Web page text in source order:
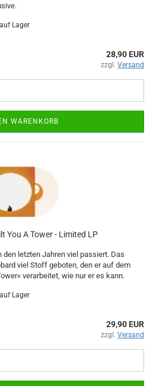
Lager
28,90 EUR
zzgl. Versand
WARENKORB
You A Tower - Limited LP
den letzten Jahren viel passiert. Das
viel Stoff geboten, den er auf dem
verarbeitet, wie nur er es kann.
Lager
29,90 EUR
zzgl. Versand